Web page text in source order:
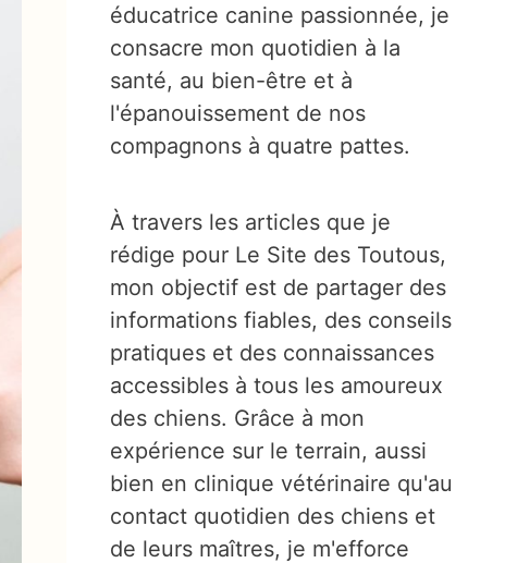
éducatrice canine passionnée, je
consacre mon quotidien à la
santé, au bien-être et à
l'épanouissement de nos
compagnons à quatre pattes.
À travers les articles que je
rédige pour Le Site des Toutous,
mon objectif est de partager des
informations fiables, des conseils
pratiques et des connaissances
accessibles à tous les amoureux
des chiens. Grâce à mon
expérience sur le terrain, aussi
bien en clinique vétérinaire qu'au
contact quotidien des chiens et
de leurs maîtres, je m'efforce